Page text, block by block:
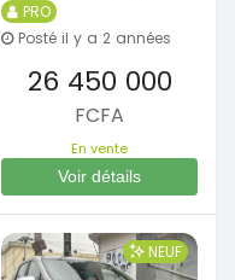
PRO
Posté il y a 2 années
26 450 000
FCFA
En vente
Voir détails
NEUF